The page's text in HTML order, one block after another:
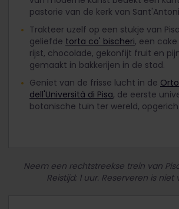
pastorie van de kerk van
Trakteer uzelf op een stukje van
geliefde torta co' bischeri, een
rijst, chocolade, gekonfijt fruit en
gemaakt in bakkerijen in de stad.
Geniet van de frisse lucht in de
dell'Università di Pisa, de eerste
botanische tuin ter wereld,
Neem een rechtstreekse trein van
Reistijd: 1 uur. Reserveren is niet